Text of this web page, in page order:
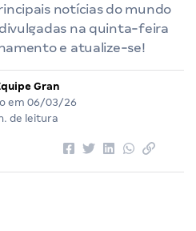
notícias do mundo
na quinta-feira
e atualize-se!
Gran
em 06/03/26
de leitura